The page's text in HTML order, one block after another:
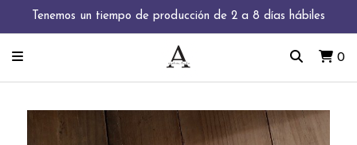
Tenemos un tiempo de producción de 2 a 8 días hábiles
0